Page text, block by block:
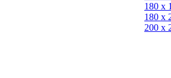
180 х
180 х
200 x